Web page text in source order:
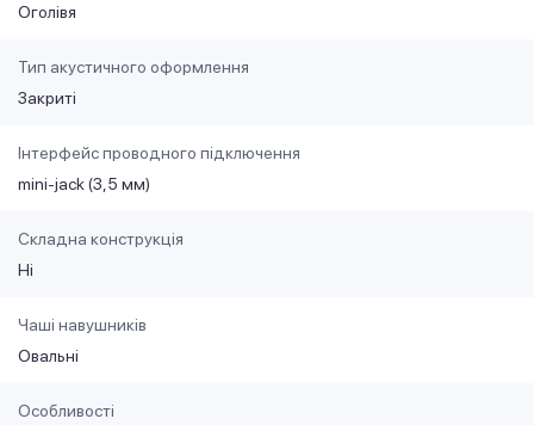
Оголівя
Тип акустичного оформлення
Закриті
Інтерфейс проводного підключення
mini-jack (3,5 мм)
Складна конструкція
Ні
Чаші навушників
Овальні
Особливості